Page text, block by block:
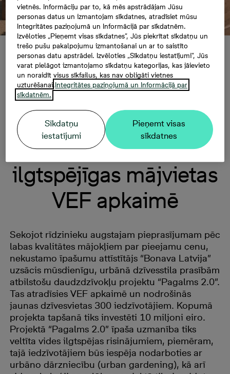
Izvēlēties
“Bonava Latvija”,
investējot 10
miljonus eiro, attīstīs
ilgtspējīgas mājvietas
VEF apkaimē
Sekojot rīdzinieku augstajam pieprasījumam pēc
labas kvalitātes mājokļiem par pieejamu cenu,
nekustamo īpašumu attīstītājs “Bonava Latvija”
uzsācis mūsdienīgu, urbānā dzīvesstila prasībām
atbilstošu daudzdzīvokļu projektu “Pagalms 2.0”.
Tas atradīsies VEF apkaimē un nodrošinās
jaunas dzīvesvietas 300 iedzīvotājiem. Kopumā
projekta tapšanā tiks investēti 10 miljoni eiro.
Projektā “Pagalms 2.0” īpaša uzmanība tiks
veltīta vides ilgtspējas risinājumiem, piemēram,
tajā iedzīvotājiem būs iespēja nodarboties ar
urbāno dārzniecību (urban gardening), kā arī
vietnēs. Informāciju par to, kā mēs apstrādājam Jūsu
personas datus un izmantojam sīkdatnes, atradīsiet mūsu
Integritātes paziņojumā un Informācijā par sīkdatnēm.
Izvēloties „Pieņemt visas sīkdatnes”, Jūs piekrītat sīkdatņu un
trešo pušu pakalpojumu izmantošanai un ar to saistīto
personas datu apstrādei. Izvēloties „Sīkdatņu iestatījumi”, Jūs
varat pielāgot izmantojamo sīkdatņu kategorijas, kas jāievieto
un noraidīt visus sīkfailus, kas nav obligāti vietnes
uzturēšanai.Integritātes paziņojumā un Informācijā par
sīkdatnēm.
Sīkdatņu
iestatījumi
Pieņemt visas
sīkdatnes